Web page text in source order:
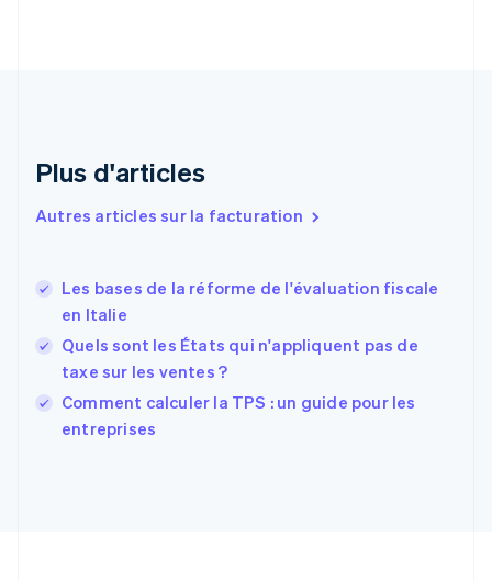
Plus d'articles
Autres articles sur la facturation
Les bases de la réforme de l'évaluation fiscale
en Italie
Quels sont les États qui n'appliquent pas de
taxe sur les ventes ?
Comment calculer la TPS : un guide pour les
entreprises
English
Espagne
États-Unis
EnglishEspañol
Finlande
Svenska
FrançaisEnglish
Gibraltar